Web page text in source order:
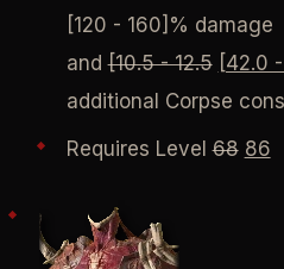
[120 - 160]% damage
and[10.5 - 12.5 [42.0
additional Corpse
Requires Level68 86